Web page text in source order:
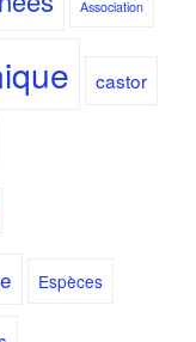
Association
castor
Espèces